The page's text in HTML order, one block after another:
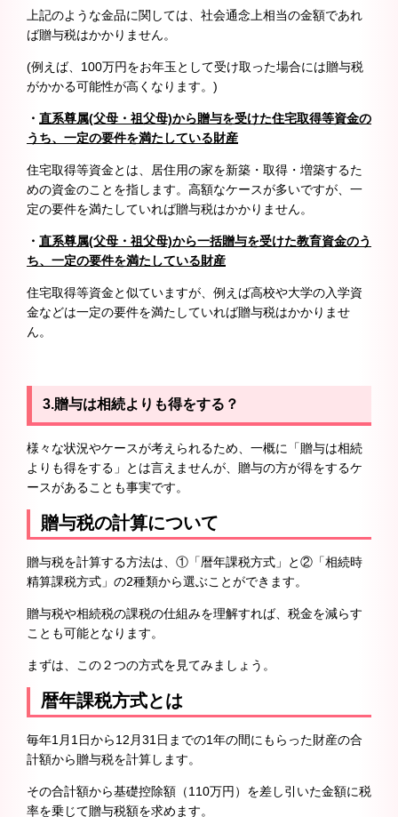
上記のような金品に関しては、社会通念上相当の金額であれ
ば贈与税はかかりません。
(例えば、100万円をお年玉として受け取った場合には贈与税
がかかる可能性が高くなります。)
・ 直系尊属(父母・祖父母)から贈与を受けた住宅取得等資金の
うち、一定の要件を満たしている財産
住宅取得等資金とは、居住用の家を新築・取得・増築するた
めの資金のことを指します。高額なケースが多いですが、一
定の要件を満たしていれば贈与税はかかりません。
・ 直系尊属(父母・祖父母)から一括贈与を受けた教育資金のう
ち、一定の要件を満たしている財産
住宅取得等資金と似ていますが、例えば高校や大学の入学資
金などは一定の要件を満たしていれば贈与税はかかりませ
ん。
3.贈与は相続よりも得をする？
様々な状況やケースが考えられるため、一概に「贈与は相続
よりも得をする」とは言えませんが、贈与の方が得をするケ
ースがあることも事実です。
贈与税の計算について
贈与税を計算する方法は、①「暦年課税方式」と②「相続時
精算課税方式」の2種類から選ぶことができます。
贈与税や相続税の課税の仕組みを理解すれば、税金を減らす
ことも可能となります。
まずは、この２つの方式を見てみましょう。
暦年課税方式とは
毎年1月1日から12月31日までの1年の間にもらった財産の合
計額から贈与税を計算します。
その合計額から基礎控除額（110万円）を差し引いた金額に税
率を乗じて贈与税額を求めます。